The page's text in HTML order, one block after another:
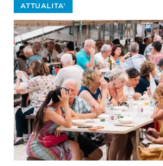
ATTUALITA'